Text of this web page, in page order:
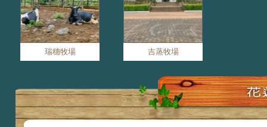
瑞穗牧場 吉蒸牧場